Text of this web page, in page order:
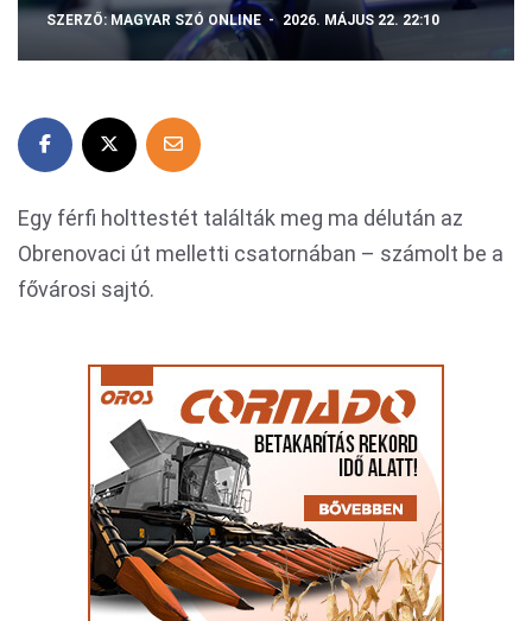
SZERZŐ:MAGYAR SZÓ ONLINE 2026. MÁJUS 22. 22:10
Egy férfi holttestét találták meg ma délután az
Obrenovaci út melletti csatornában – számolt be a
fővárosi sajtó.